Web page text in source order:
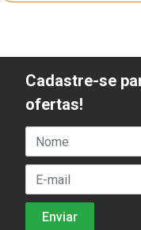
Cadastre-se
ofertas!